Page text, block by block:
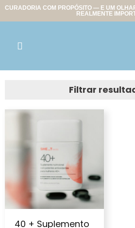
CURADORIA COM PROPÓSITO — E UM
REALMENTE
Filtrar
40 + Suplemento